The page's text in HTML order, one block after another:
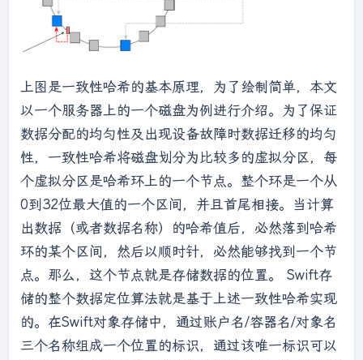
上图是一致性哈希的基本原理，为了绘制简单，本文
以一个服务器上的一个磁盘为例进行介绍。为了保证
数据分配的均匀性及出现设备故障时数据迁移的均匀
性，一致性哈希将磁盘划分为比较多的虚拟分区，每
个虚拟分区是哈希环上的一个节点。整个环是一个从
0到32位最大值的一个区间，并且首尾相接。当计算
出数据（或者数据名称）的哈希值后，必然落到哈希
环的某个区间，然后以顺时针，必然能够找到一个节
点。那么，这个节点就是存储数据的位置。 Swift存
储的整个数据定位算法就是基于上述一致性哈希实现
的。在Swift对象存储中，通过账户名/容器名/对象名
三个名称组成一个位置的标识，通过该唯一标识可以